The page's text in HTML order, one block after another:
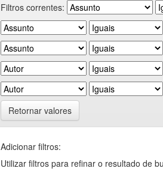
Filtros correntes:
Retornar valores
Adicionar filtros:
Utilizar filtros para refinar o resultado de